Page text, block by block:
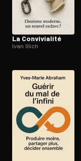
La Convi­via­li­té
Ivan Illich